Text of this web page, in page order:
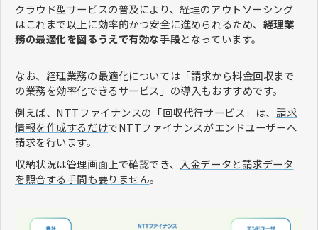
クラウド型サービスの普及により、経理のアウトソーシング
はこれまで以上に効率的かつ安全に進められるため、 経理業
務の最適化を図るうえで有効な手段となっています。
なお、経理業務の最適化については「請求から料金回収まで
の業務を効率化できるサービス 」の導入もおすすめです。
例えば、NTTファイナンスの「回収代行サービス」は、 請求
情報を作成するだけでNTTファイナンスがエンドユーザーへ
請求を行います。
収納状況は管理画面上で確認でき、
入金データと請求データ
を照合する手間も要りません。